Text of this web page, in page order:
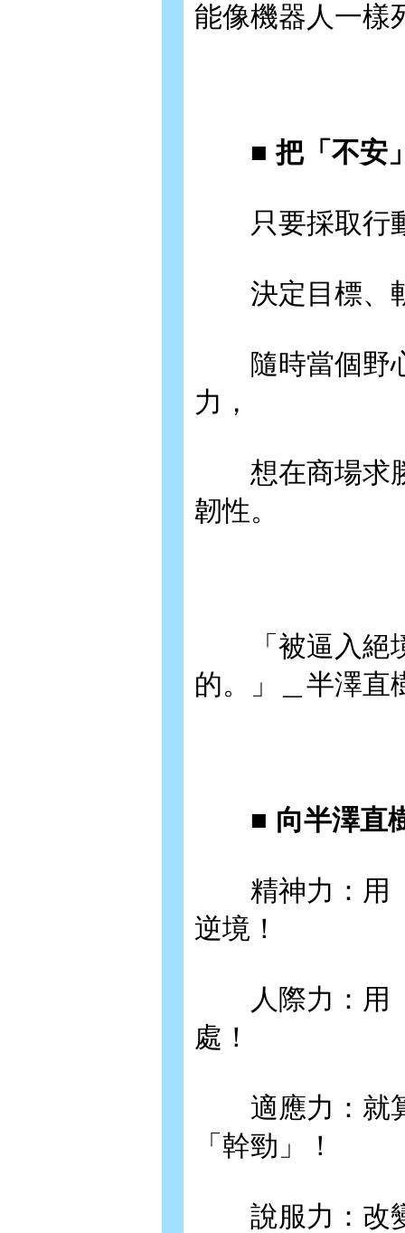
能像機器人一樣
■ 把「不安」
只要採取行動
決定目標、斬
隨時當個野心
力，
想在商場求勝
韌性。
「被逼入絕境
的。」＿半澤直
■ 向半澤直樹
精神力：用「
逆境！
人際力：用「
處！
適應力：就算
「幹勁」！
說服力：改變